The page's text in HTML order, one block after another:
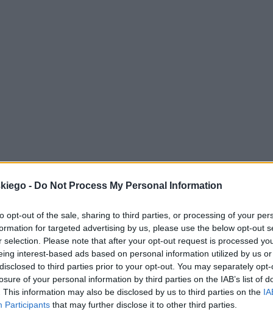
- Do Not Process My Personal Information
opt-out of the sale, sharing to third parties, or processing of your
for targeted advertising by us, please use the below opt-out
selection. Please note that after your opt-out request is processed
interest-based ads based on personal information utilized by us
to third parties prior to your opt-out. You may separately
of your personal information by third parties on the IAB’s list of
This information may also be disclosed by us to third parties on the
Participants that may further disclose it to other third parties.
swoje słowa w obecności mężczyzny
Z pewnością pełna jest niepokoju o dalsze
potwierdzenia wyznanych jeszcze
nie wykazuje on żadnej inicjatywy, przeżycia